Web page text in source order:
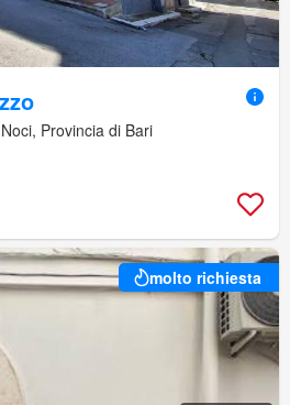
Provincia di Bari
molto richiesta